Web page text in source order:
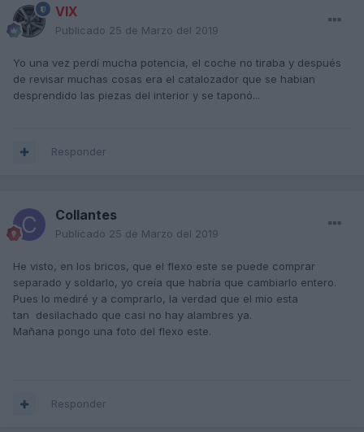
VIX
Publicado 25 de Marzo del 2019
Yo una vez perdí mucha potencia, el coche no tiraba y después
de revisar muchas cosas era el catalozador que se habian
desprendido las piezas del interior y se taponó...
Responder
Collantes
Publicado 25 de Marzo del 2019
He visto, en los bricos, que el flexo este se puede comprar
separado y soldarlo, yo creía que habría que cambiarlo entero.
Pues lo mediré y a comprarlo, la verdad que el mio esta
tan desilachado que casi no hay alambres ya.
Mañana pongo una foto del flexo este.
Responder